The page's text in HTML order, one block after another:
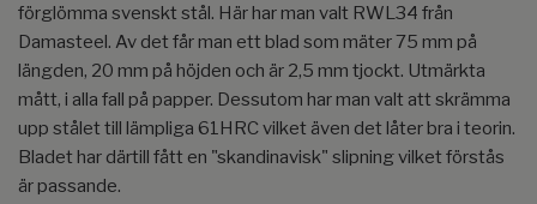
förglömma svenskt stål. Här har man valt RWL34 från
Damasteel. Av det får man ett blad som mäter 75 mm på
längden, 20 mm på höjden och är 2,5 mm tjockt. Utmärkta
mått, i alla fall på papper. Dessutom har man valt att skrämma
upp stålet till lämpliga 61HRC vilket även det låter bra i teorin.
Bladet har därtill fått en "skandinavisk" slipning vilket förstås
är passande.